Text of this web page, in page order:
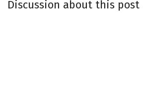
Discussion about this post